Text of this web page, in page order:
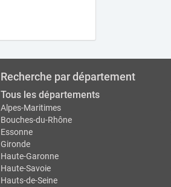
Recherche par département
Tous les départements
Alpes-Maritimes
Bouches-du-Rhône
Essonne
Gironde
Haute-Garonne
Haute-Savoie
Hauts-de-Seine